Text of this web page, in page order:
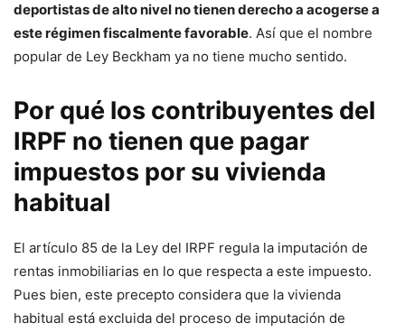
deportistas de alto nivel no tienen derecho a acogerse a
este régimen fiscalmente favorable. Así que el nombre
popular de Ley Beckham ya no tiene mucho sentido.
Por qué los contribuyentes del
IRPF no tienen que pagar
impuestos por su vivienda
habitual
El artículo 85 de la Ley del IRPF regula la imputación de
rentas inmobiliarias en lo que respecta a este impuesto.
Pues bien, este precepto considera que la vivienda
habitual está excluida del proceso de imputación de